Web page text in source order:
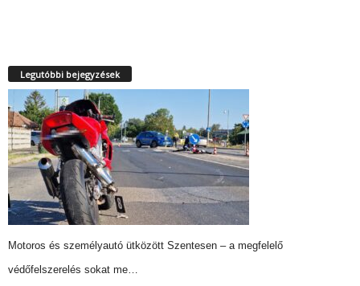
Legutóbbi bejegyzések
Motoros és személyautó ütközött Szentesen – a megfelelő
védőfelszerelés sokat me…